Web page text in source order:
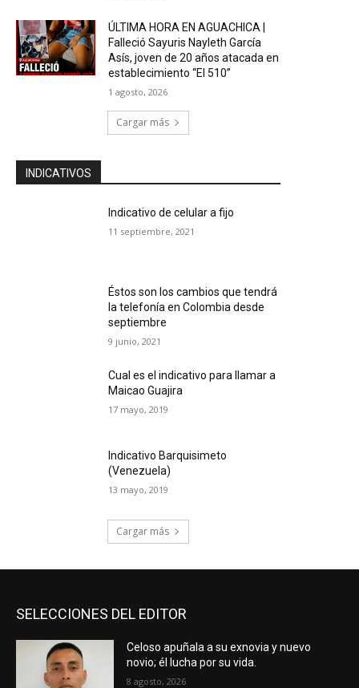
ÚLTIMA HORA EN AGUACHICA |
Falleció Sayuris Nayleth García
Asís, joven de 20 años atacada en
establecimiento “El 510”
1 agosto, 2026
Cargar más
INDICATIVOS
Indicativo de celular a fijo
11 septiembre, 2021
Éstos son los cambios que tendrá
la telefonía en Colombia desde
septiembre
9 junio, 2021
Cual es el indicativo para llamar a
Maicao Guajira
17 mayo, 2019
Indicativo Barquisimeto
(Venezuela)
13 mayo, 2019
Cargar más
SELECCIONES DEL EDITOR
Celoso apuñala a su exnovia y nuevo
novio; él lucha por su vida.
8 agosto, 2026